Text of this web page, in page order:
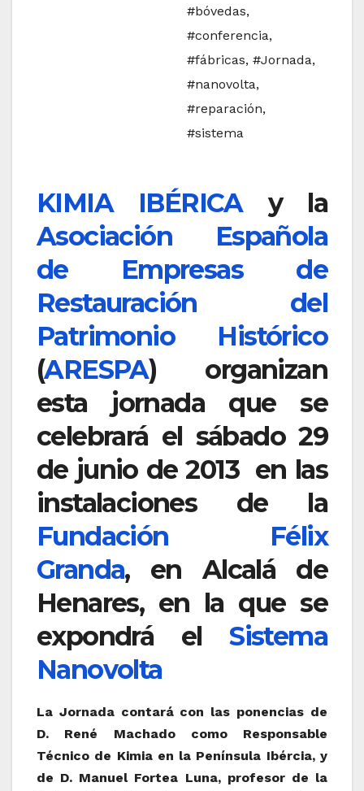
#bóvedas,
#conferencia,
#fábricas, #Jornada,
#nanovolta,
#reparación,
#sistema
KIMIA IBÉRICAy la
Asociación Española
de Empresas de
Restauración del
Patrimonio Histórico
(ARESPA) organizan
esta jornada que se
celebrará el sábado 29
de junio de 2013 en las
instalaciones de la
Fundación Félix
Granda, en Alcalá de
Henares, en la que se
expondrá elSistema
Nanovolta
La Jornada contará con las ponencias de
D. René Machado como Responsable
Técnico de Kimia en la Península Ibércia, y
de D. Manuel Fortea Luna, profesor de la